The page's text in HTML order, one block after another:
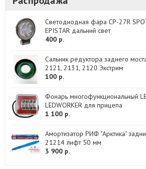
Светодиодная фара CP-27R
EPISTAR дальний свет
400 р.
Сальник редуктора заднего
2121, 2131, 2120 Экстрим
100 р.
Фонарь многофункциональный
LEDWORKER для прицепа
1 100 р.
Амортизатор РИФ "Арктика"
21214 лифт 50 мм
3 900 р.